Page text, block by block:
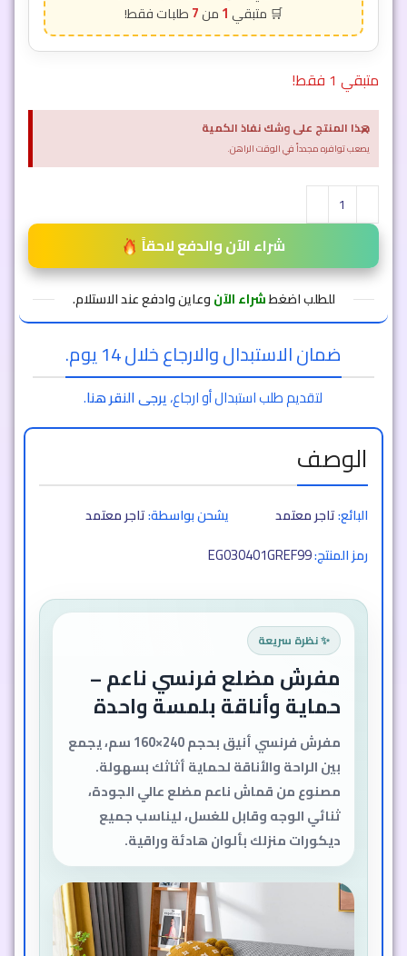
1
7
متبقي 1 فقط!
هذا المنتج على وشك نفاذ الكمية
يصعب توافره مجدداً في الوقت الراهن.
×
شراء الآن والدفع لاحقاً
للطلب اضغطشراء الآنوعاين وادفع عند الاستلام.
ضمان الاستبدال والارجاع خلال 14 يوم.
لتقديم طلب استبدال أو ارجاع،يرجى النقر هنا.
الوصف
البائع:تاجر معتمد يشحن بواسطة:تاجر معتمد
رمز المنتج:EG030401GREF99
✨ نظرة سريعة
مفرش مضلع فرنسي ناعم –
حماية وأناقة بلمسة واحدة
مفرش فرنسي أنيق بحجم 240×160 سم، يجمع
بين الراحة والأناقة لحماية أثاثك بسهولة.
مصنوع من قماش ناعم مضلع عالي الجودة،
ثنائي الوجه وقابل للغسل، ليناسب جميع
ديكورات منزلك بألوان هادئة وراقية.